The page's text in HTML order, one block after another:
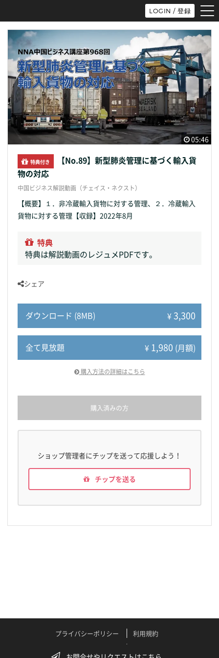
LOGIN / 登録
05:46
特典付き
【No.89】新型肺炎管理に基づく輸入貨
物の対応
中国ビジネス解説動画（チェイス・ネクスト）
【概要】１．非冷蔵輸入貨物に対する管理、２．冷蔵輸入
貨物に対する管理【収録】2022年8月
特典
特典は解説動画のレジュメPDFです。
シェア
ダウンロード (8MB) ¥3,300
全て見放題 ¥ 1,980 (月額)
購入方法の詳細はこちら
購入済みの方
ショップ管理者にチップを送って応援しよう！
チップを送る
プライバシーポリシー
利用規約